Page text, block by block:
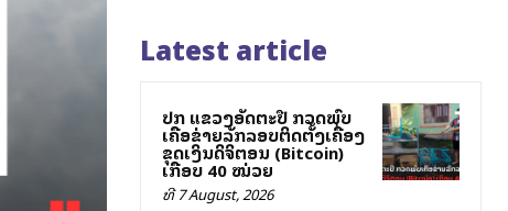
Latest article
ປກສ ແຂວງອັດຕະປື ກວດພົບ
ເຄືອຂ່າຍລັກລອບຕິດຕັ້ງເຄື່ອງ
ຂຸດເງິນດິຈິຕອນ (Bitcoin)
ເກືອບ 40 ໝ່ວຍ
ທີ 7 August, 2026